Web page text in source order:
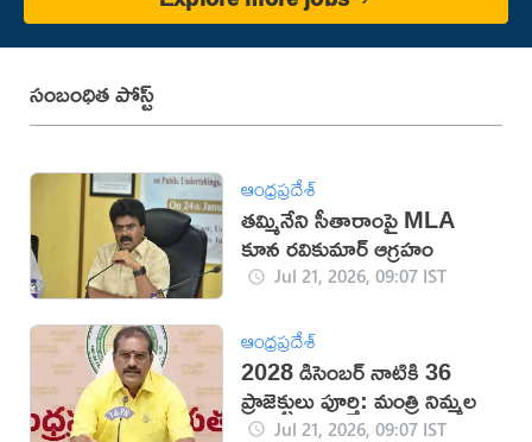
సంబంధిత పోస్ట్
ఆంధ్రప్రదేశ్
తమ్మినేని సీతారాంపై MLA
కూన రవికుమార్‌ ఆగ్రహం
Jul 21, 2026, 09:07 IST
ఆంధ్రప్రదేశ్
2028 డిసెంబర్ నాటికి 36
ప్రాజెక్టులు పూర్తి: మంత్రి నిమ్మల
Jul 21, 2026, 09:07 IST